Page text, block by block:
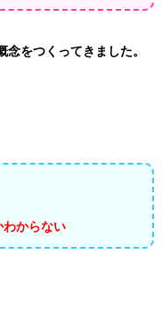
をつくってきました。
からない